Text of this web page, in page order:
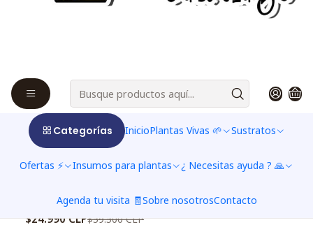
Categorías InicioPlantas Vivas 🌱 Sustratos
Ofertas ⚡ Insumos para plantas ¿ Necesitas ayuda ? 🙏
Agenda tu visita 🧾Sobre nosotrosContacto
Venus típicas 🌱
Dionaea Muscipula - Típica - Grande
$24.990 CLP$59.500 CLP